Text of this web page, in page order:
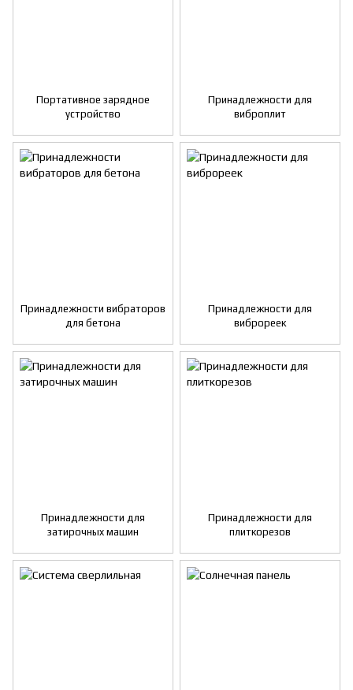
Портативное зарядное
устройство
Принадлежности для
виброплит
Принадлежности вибраторов
для бетона
Принадлежности для
виброреек
Принадлежности для
затирочныx машин
Принадлежности для
плиткорезов